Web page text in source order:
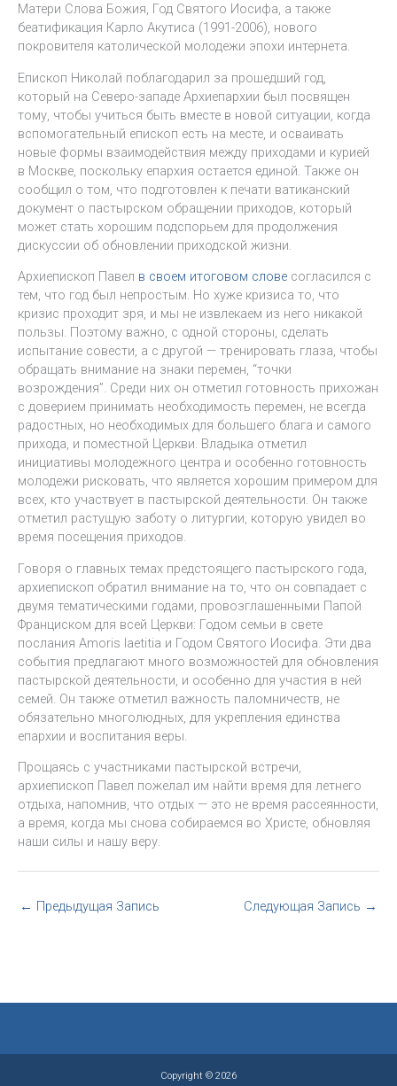
Матери Слова Божия, Год Святого Иосифа, а также
беатификация Карло Акутиса (1991-2006), нового
покровителя католической молодежи эпохи интернета.
Епископ Николай поблагодарил за прошедший год,
который на Северо-западе Архиепархии был посвящен
тому, чтобы учиться быть вместе в новой ситуации, когда
вспомогательный епископ есть на месте, и осваивать
новые формы взаимодействия между приходами и курией
в Москве, поскольку епархия остается единой. Также он
сообщил о том, что подготовлен к печати ватиканский
документ о пастырском обращении приходов, который
может стать хорошим подспорьем для продолжения
дискуссии об обновлении приходской жизни.
Архиепископ Павел в своем итоговом слове согласился с
тем, что год был непростым. Но хуже кризиса то, что
кризис проходит зря, и мы не извлекаем из него никакой
пользы. Поэтому важно, с одной стороны, сделать
испытание совести, а с другой — тренировать глаза, чтобы
обращать внимание на знаки перемен, “точки
возрождения”. Среди них он отметил готовность прихожан
с доверием принимать необходимость перемен, не всегда
радостных, но необходимых для большего блага и самого
прихода, и поместной Церкви. Владыка отметил
инициативы молодежного центра и особенно готовность
молодежи рисковать, что является хорошим примером для
всех, кто участвует в пастырской деятельности. Он также
отметил растущую заботу о литургии, которую увидел во
время посещения приходов.
Говоря о главных темах предстоящего пастырского года,
архиепископ обратил внимание на то, что он совпадает с
двумя тематическими годами, провозглашенными Папой
Франциском для всей Церкви: Годом семьи в свете
послания Amoris laetitia и Годом Святого Иосифа. Эти два
события предлагают много возможностей для обновления
пастырской деятельности, и особенно для участия в ней
семей. Он также отметил важность паломничеств, не
обязательно многолюдных, для укрепления единства
епархии и воспитания веры.
Прощаясь с участниками пастырской встречи,
архиепископ Павел пожелал им найти время для летнего
отдыха, напомнив, что отдых — это не время рассеянности,
а время, когда мы снова собираемся во Христе, обновляя
наши силы и нашу веру.
← Предыдущая Запись Следующая Запись →
Copyright © 2026